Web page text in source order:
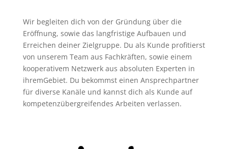
Wir begleiten dich von der Gründung über die
Eröffnung, sowie das langfristige Aufbauen und
Erreichen deiner Zielgruppe. Du als Kunde profitierst
von unserem Team aus Fachkräften, sowie einem
kooperativem Netzwerk aus absoluten Experten in
ihremGebiet. Du bekommst einen Ansprechpartner
für diverse Kanäle und kannst dich als Kunde auf
kompetenzübergreifendes Arbeiten verlassen.